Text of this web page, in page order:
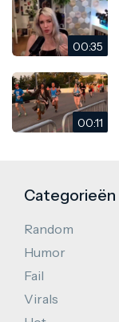
00:35
00:11
Categorieën
Random
Humor
Fail
Virals